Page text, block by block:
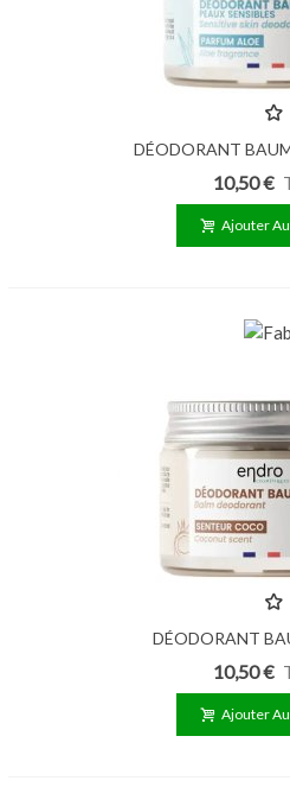
DÉODORANT
50GR
10,50 €
Ajouter
DÉODORANT
ENDRO
10,50 €
Ajouter